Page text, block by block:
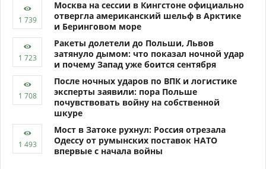
Москва на сессии в Кингстоне официально
отвергла американский шельф в Арктике
и Беринговом море
Ракеты долетели до Польши, Львов
затянуло дымом: что показал ночной удар
и почему Запад уже боится сентября
После ночных ударов по ВПК и логистике
эксперты заявили: пора Польше
почувствовать войну на собственной
шкуре
Мост в Затоке рухнул: Россия отрезала
Одессу от румынских поставок НАТО
впервые с начала войны